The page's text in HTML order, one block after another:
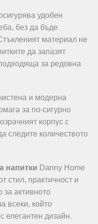
удобен
без да бъде
материал не
да запазят
за редовна
и модерна
за по-сигурно
корпус с
следите количеството
напитки Danny Home
стил, практичност и
за активното
всеки, който
елегантен дизайн.